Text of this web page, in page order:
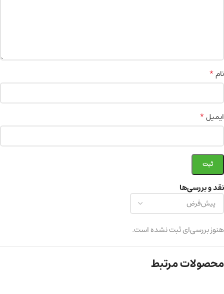
نقد و بررسی‌ها
هنوز بررسی‌ای ثبت نشده است.
نام*
ایمیل*
محصولات مرتبط